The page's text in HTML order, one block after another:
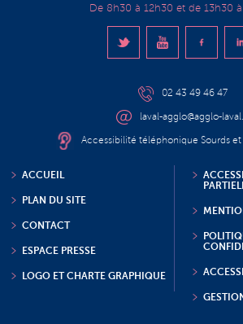
De 8h30 à 12h30 et de 13h30
02 43 49 46 47
laval-agglo@agglo-
Accessibilité téléphonique Sourds
ACCUEIL
PLAN DU SITE
CONTACT
ESPACE PRESSE
LOGO ET CHARTE GRAPHIQUE